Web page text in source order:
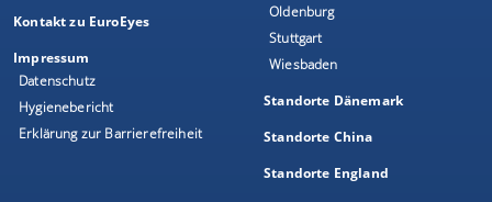
Kontakt zu EuroEyes
Impressum
Datenschutz
Hygienebericht
Erklärung zur Barrierefreiheit
Oldenburg
Stuttgart
Wiesbaden
Standorte Dänemark
Standorte China
Standorte England